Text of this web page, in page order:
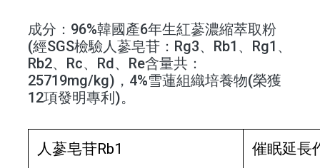
成分 ：96%韓國產6年生紅蔘濃縮萃取粉
(經SGS檢驗人蔘皂苷：Rg3、Rb1、Rg1、
Rb2、Rc、Rd、Re含量共：
25719mg/kg)，4%雪蓮組織培養物(榮獲
12項發明專利)。
人蔘皂苷Rb1 催眠延長